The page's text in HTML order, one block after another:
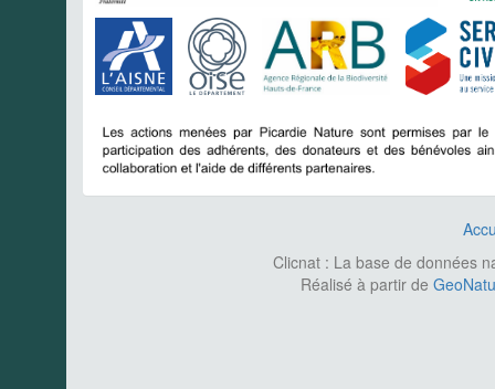
Clicnat : La base de données
Réalisé à partir de